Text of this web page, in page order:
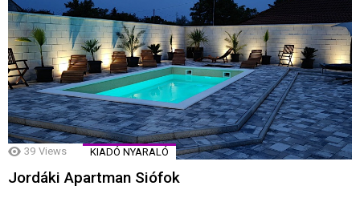
39 Views KIADÓ NYARALÓ
Jordáki Apartman Siófok